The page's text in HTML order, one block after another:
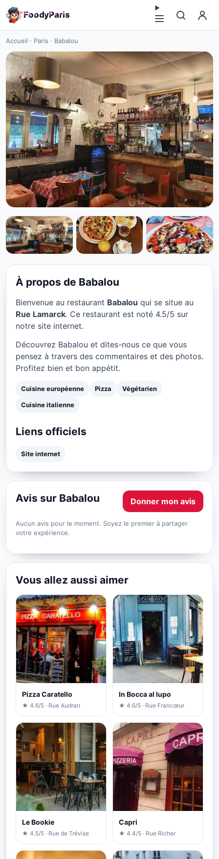
FoodyParis
Accueil · Paris · Babalou
CUISINE EUROPÉENNE
Babalou à Paris
★ 4.5/5
À propos de Babalou
Bienvenue au restaurant Babalou qui se situe au
Rue Lamarck. Ce restaurant est noté 4.5/5 sur
notre site internet.
Découvrez Babalou et dites-nous ce que vous
pensez à travers des commentaires et des photos.
Profitez bien et bon appétit.
Cuisine européenne Pizza Végétarien
Cuisine italienne
Liens officiels
Site internet
Avis sur Babalou Donner mon avis
Aucun avis pour le moment. Soyez le premier à partager
votre expérience.
Vous allez aussi aimer
Pizza Caratello
★ 4.6/5 · Rue Audran
In Bocca al lupo
★ 4.6/5 · Rue Francœur
Le Bookie
★ 4.5/5 · Rue de Trévise
Capri
★ 4.4/5 · Rue Richer